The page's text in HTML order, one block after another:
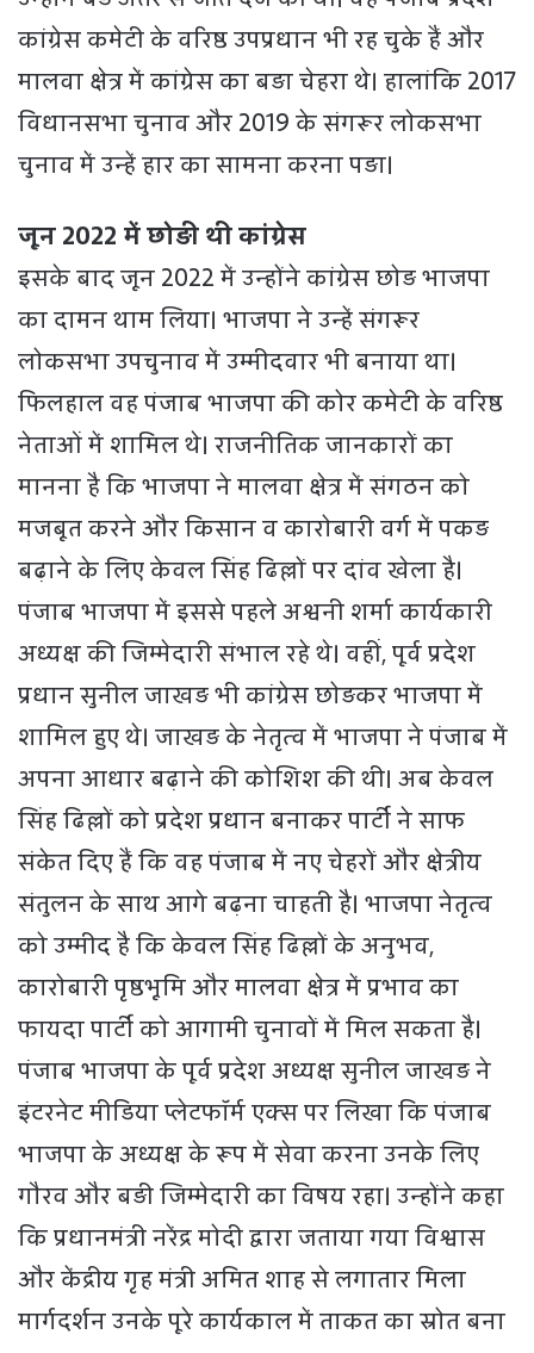
कांग्रेस कमेटी के वरिष्ठ उपप्रधान भी रह चुके हैं और
मालवा क्षेत्र में कांग्रेस का बड़ा चेहरा थे। हालांकि 2017
विधानसभा चुनाव और 2019 के संगरूर लोकसभा
चुनाव में उन्हें हार का सामना करना पड़ा।
जून 2022 में छोड़ी थी कांग्रेस
इसके बाद जून 2022 में उन्होंने कांग्रेस छोड़ भाजपा
का दामन थाम लिया। भाजपा ने उन्हें संगरूर
लोकसभा उपचुनाव में उम्मीदवार भी बनाया था।
फिलहाल वह पंजाब भाजपा की कोर कमेटी के वरिष्ठ
नेताओं में शामिल थे। राजनीतिक जानकारों का
मानना है कि भाजपा ने मालवा क्षेत्र में संगठन को
मजबूत करने और किसान व कारोबारी वर्ग में पकड़
बढ़ाने के लिए केवल सिंह ढिल्लों पर दांव खेला है।
पंजाब भाजपा में इससे पहले अश्वनी शर्मा कार्यकारी
अध्यक्ष की जिम्मेदारी संभाल रहे थे। वहीं, पूर्व प्रदेश
प्रधान सुनील जाखड़ भी कांग्रेस छोड़कर भाजपा में
शामिल हुए थे। जाखड़ के नेतृत्व में भाजपा ने पंजाब में
अपना आधार बढ़ाने की कोशिश की थी। अब केवल
सिंह ढिल्लों को प्रदेश प्रधान बनाकर पार्टी ने साफ
संकेत दिए हैं कि वह पंजाब में नए चेहरों और क्षेत्रीय
संतुलन के साथ आगे बढ़ना चाहती है। भाजपा नेतृत्व
को उम्मीद है कि केवल सिंह ढिल्लों के अनुभव,
कारोबारी पृष्ठभूमि और मालवा क्षेत्र में प्रभाव का
फायदा पार्टी को आगामी चुनावों में मिल सकता है।
पंजाब भाजपा के पूर्व प्रदेश अध्यक्ष सुनील जाखड़ ने
इंटरनेट मीडिया प्लेटफॉर्म एक्स पर लिखा कि पंजाब
भाजपा के अध्यक्ष के रूप में सेवा करना उनके लिए
गौरव और बड़ी जिम्मेदारी का विषय रहा। उन्होंने कहा
कि प्रधानमंत्री नरेंद्र मोदी द्वारा जताया गया विश्वास
और केंद्रीय गृह मंत्री अमित शाह से लगातार मिला
मार्गदर्शन उनके पूरे कार्यकाल में ताकत का स्रोत बना